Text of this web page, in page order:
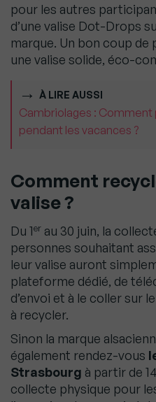
pour les autres
d’une valise Dot-Drops
marque. Un bon coup
une valise solide, éco-
À LIRE AUSSI
Cambriolages :
pendant les vacances ?
Comment
valise ?
Du 1er au 30 juin, la
personnes souhaitant
leur valise auront
plateforme dédié, de
d’envoi et à le coller sur
à recycler.
Sinon la marque
également rendez-vous
Strasbourg à partir de
collecte physique pour